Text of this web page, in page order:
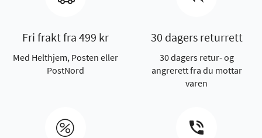
Fri frakt fra 499 kr
Med Helthjem, Posten eller
PostNord
30 dagers returrett
30 dagers retur- og
angrerett fra du mottar
varen